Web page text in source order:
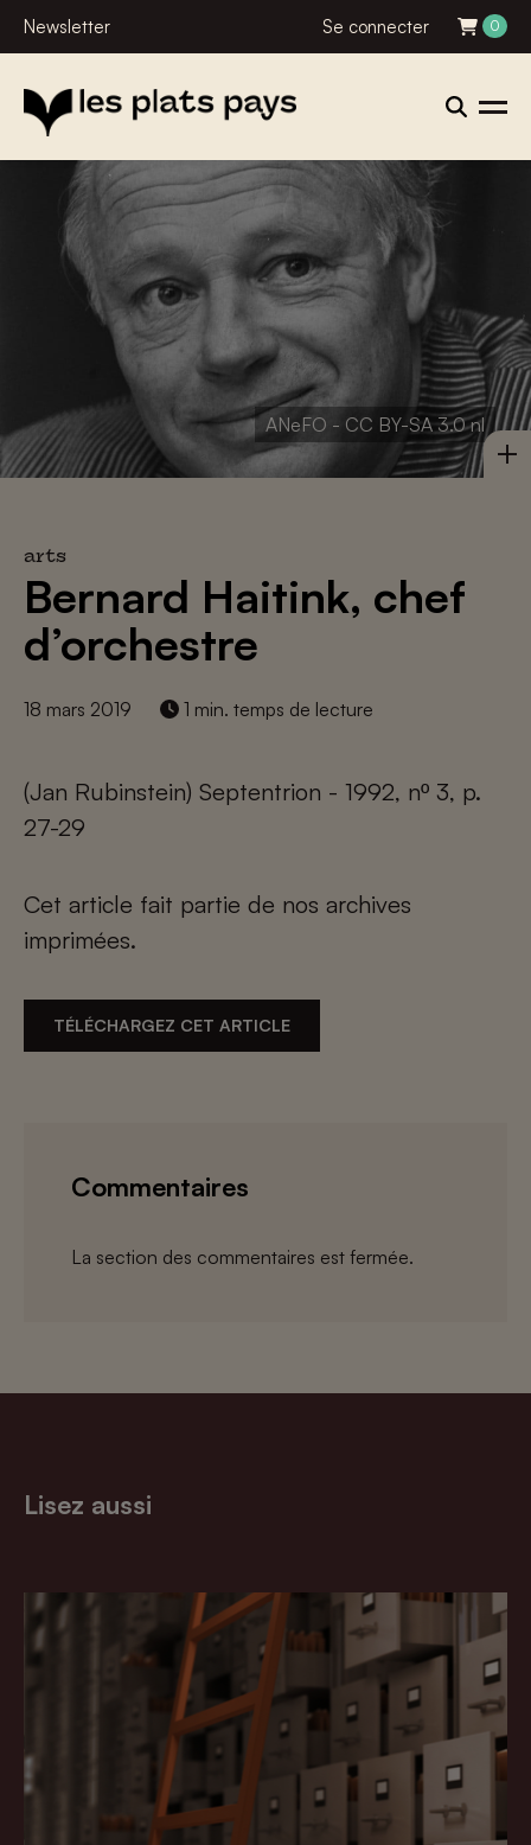
Newsletter Se connecter 0
ANeFO - CC BY-SA 3.0 nl
arts
Bernard Haitink, chef
d’orchestre
18 mars 2019 1 min. temps de lecture
(Jan Rubinstein) Septentrion - 1992, nº 3, p.
27-29
Cet article fait partie de nos archives
imprimées.
TÉLÉCHARGEZ CET ARTICLE
Commentaires
La section des commentaires est fermée.
Lisez aussi